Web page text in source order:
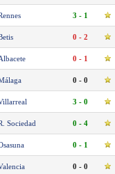
3 - 1
0 - 2
0 - 1
0 - 0
3 - 0
Sociedad 0 - 4
0 - 1
0 - 0